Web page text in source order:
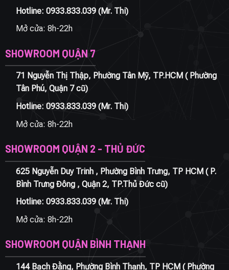
Hotline: 0933.833.039(Mr. Thi)
Mở cửa: 8h-22h
SHOWROOM QUẬN 7
71 Nguyễn Thị Thập, Phường Tân Mỹ, TP.HCM ( Phường
Tân Phú, Quận 7 cũ)
Hotline: 0933.833.039(Mr. Thi)
Mở cửa: 8h-22h
SHOWROOM QUẬN 2 - THỦ ĐỨC
625 Nguyễn Duy Trinh , Phường Bình Trưng, TP HCM ( P.
Bình Trưng Đông , Quận 2, TP.Thủ Đức cũ)
Hotline: 0933.833.039(Mr. Thi)
Mở cửa: 8h-22h
SHOWROOM QUẬN BÌNH THẠNH
144 Bạch Đằng, Phường Bình Thạnh, TP HCM ( Phường